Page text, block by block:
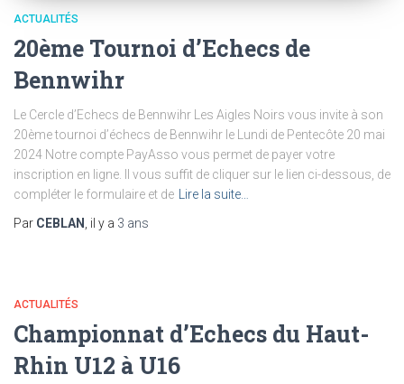
ACTUALITÉS
20ème Tournoi d’Echecs de
Bennwihr
Le Cercle d’Echecs de Bennwihr Les Aigles Noirs vous invite à son
20ème tournoi d’échecs de Bennwihr le Lundi de Pentecôte 20 mai
2024 Notre compte PayAsso vous permet de payer votre
inscription en ligne. Il vous suffit de cliquer sur le lien ci-dessous, de
compléter le formulaire et de
Lire la suite…
Par CEBLAN , il y a 3 ans
ACTUALITÉS
Championnat d’Echecs du Haut-
Rhin U12 à U16